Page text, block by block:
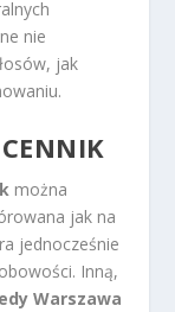
nie
jak
można
jak na
jednocześnie
Inną,
Warszawa